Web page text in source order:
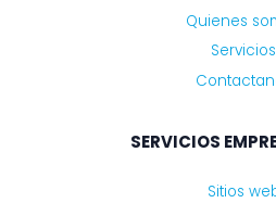
Quienes
Servicios
SERVICIOS
Sitios